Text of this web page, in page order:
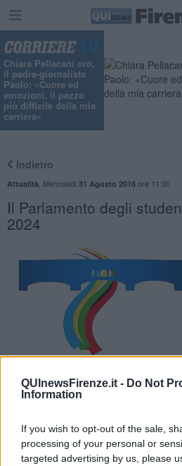
QUInewsFirenze.it - Do Not
Information
If you wish to opt-out of the sale,
processing of your personal or
targeted advertising by us, please
Chiara Pellacani oro,
il padre-giornalista
Paolo: «Cuore ed
emozioni, il pezzo
più difficile della mia
carriera»
Indietro
Attualità Mercoledì 31 Agosto 2016ore 11:00
Il Parlamento degli
2024
Centinaia di giovani hanno aderito
presidente del Consiglio regionale
e la Toscana per i giochi olimpici